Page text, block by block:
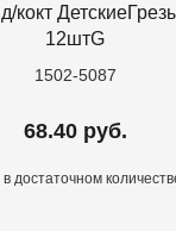
кокт
12штG
1502-5087
68.40 руб.
в достаточном